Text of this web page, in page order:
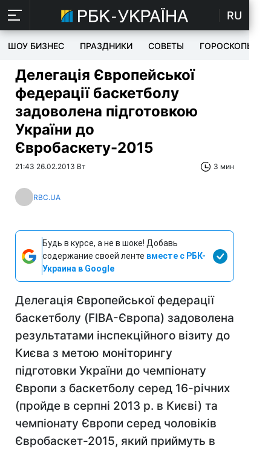
RU
ШОУ БИЗНЕС ПРАЗДНИКИ СОВЕТЫ ГОРОСКОПЫ
Делегація Європейської
федерації баскетболу
задоволена підготовкою
України до
Євробаскету-2015
21:43 26.02.2013 Вт 3 мин
RBC.UA
Будь в курсе, а не в шоке! Добавь
содержание своей ленте вместе с РБК-
Украина в Google
Делегація Європейської федерації
баскетболу (FIBA-Європа) задоволена
результатами інспекційного візиту до
Києва з метою моніторингу
підготовки України до чемпіонату
Європи з баскетболу серед 16-річних
(пройде в серпні 2013 р. в Києві) та
чемпіонату Європи серед чоловіків
Євробаскет-2015, який приймуть в